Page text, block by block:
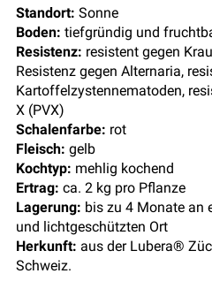
Standort: Sonne
Boden: tiefgründig und
Resistenz: resistent gegen
Resistenz gegen Alternaria,
Kartoffelzystennematoden,
X (PVX)
Schalenfarbe: rot
Fleisch: gelb
Kochtyp: mehlig kochend
Ertrag: ca. 2 kg pro Pflanze
Lagerung: bis zu 4 Monate an
und lichtgeschützten Ort
Herkunft: aus der Lubera®
Schweiz.